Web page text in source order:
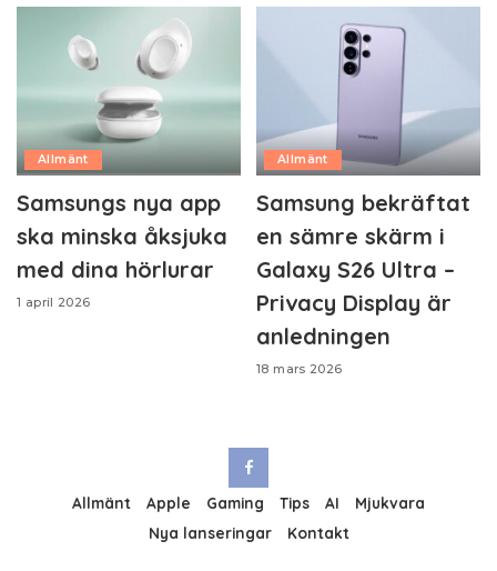
Allmänt
Samsungs nya app
ska minska åksjuka
med dina hörlurar
1 april 2026
Allmänt
Samsung bekräftat
en sämre skärm i
Galaxy S26 Ultra –
Privacy Display är
anledningen
18 mars 2026
Allmänt Apple Gaming Tips AI
Mjukvara
Nya lanseringar
Kontakt